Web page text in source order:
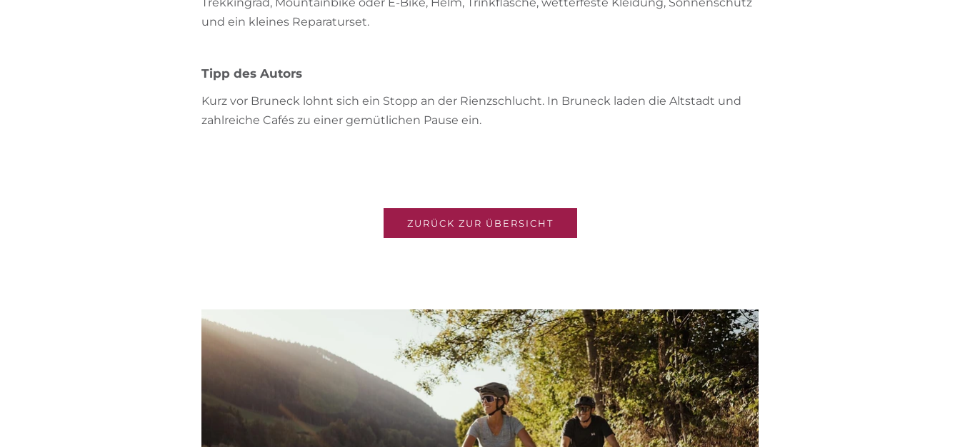
und ein kleines Reparaturset.
Tipp des Autors
Kurz vor Bruneck lohnt sich ein Stopp an der Rienzschlucht. In Bruneck laden die Altstadt und
zahlreiche Cafés zu einer gemütlichen Pause ein.
ZURÜCK ZUR ÜBERSICHT